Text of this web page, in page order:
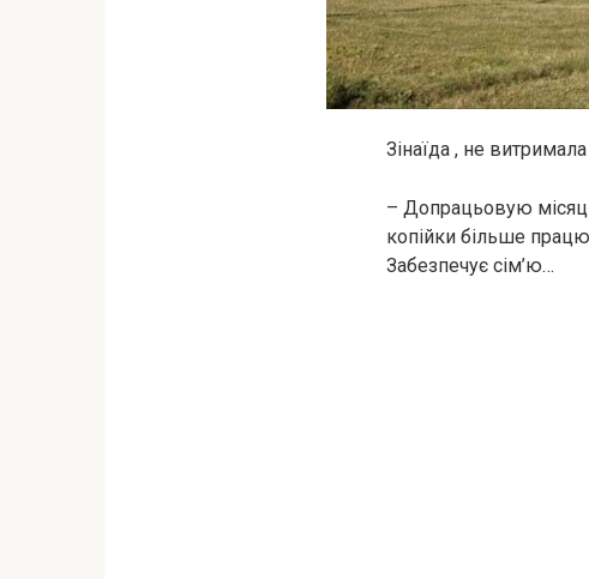
Зінаїда , не
– Допрацьовую
копійки більше
Забезпечує сім’ю…